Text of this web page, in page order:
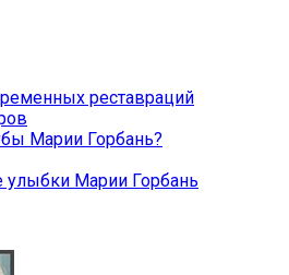
реставраций
Марии Горбань?
улыбки Марии Горбань